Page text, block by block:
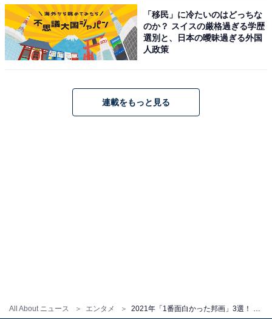
All About ニュース エンタメ
Final』。「あまりの完成度に言葉もない美しく哀しい世
界を見せてくれた。巴と剣心が（オリジナルアニメ版
の）完全に3次元化して現れたような完成度に鳥肌もの
（40代女性）」「最後の戦いのシーンが今までのるろう
に剣心のシリーズの中で1番良かった。剣心の過去が明
「移民」に冷たいのはどっちな
のか？ スイスの厳格過ぎる学歴
選別と、日本の曖昧過ぎる外国
人政策
連載をもっと見る